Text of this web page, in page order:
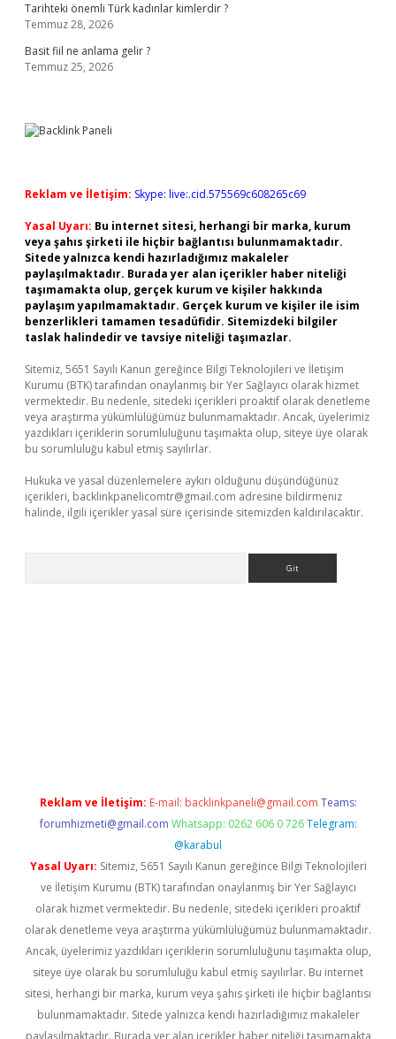
Tarihteki önemli Türk kadınlar kimlerdir ?
Temmuz 28, 2026
Basit fiil ne anlama gelir ?
Temmuz 25, 2026
Reklam ve İletişim: Skype: live:.cid.575569c608265c69
Yasal Uyarı: Bu internet sitesi, herhangi bir marka, kurum
veya şahıs şirketi ile hiçbir bağlantısı bulunmamaktadır.
Sitede yalnızca kendi hazırladığımız makaleler
paylaşılmaktadır. Burada yer alan içerikler haber niteliği
taşımamakta olup, gerçek kurum ve kişiler hakkında
paylaşım yapılmamaktadır. Gerçek kurum ve kişiler ile isim
benzerlikleri tamamen tesadüfidir. Sitemizdeki bilgiler
taslak halindedir ve tavsiye niteliği taşımazlar.
Sitemiz, 5651 Sayılı Kanun gereğince Bilgi Teknolojileri ve İletişim
Kurumu (BTK) tarafından onaylanmış bir Yer Sağlayıcı olarak hizmet
vermektedir. Bu nedenle, sitedeki içerikleri proaktif olarak denetleme
veya araştırma yükümlülüğümüz bulunmamaktadır. Ancak, üyelerimiz
yazdıkları içeriklerin sorumluluğunu taşımakta olup, siteye üye olarak
bu sorumluluğu kabul etmiş sayılırlar.
Hukuka ve yasal düzenlemelere aykırı olduğunu düşündüğünüz
içerikleri, backlinkpanelicomtr@gmail.com adresine bildirmeniz
halinde, ilgili içerikler yasal süre içerisinde sitemizden kaldırılacaktır.
Reklam ve İletişim: E-mail: backlinkpaneli@gmail.com Teams:
forumhizmeti@gmail.com Whatsapp: 0262 606 0 726 Telegram:
@karabul
Yasal Uyarı: Sitemiz, 5651 Sayılı Kanun gereğince Bilgi Teknolojileri
ve İletişim Kurumu (BTK) tarafından onaylanmış bir Yer Sağlayıcı
olarak hizmet vermektedir. Bu nedenle, sitedeki içerikleri proaktif
olarak denetleme veya araştırma yükümlülüğümüz bulunmamaktadır.
Ancak, üyelerimiz yazdıkları içeriklerin sorumluluğunu taşımakta olup,
siteye üye olarak bu sorumluluğu kabul etmiş sayılırlar. Bu internet
sitesi, herhangi bir marka, kurum veya şahıs şirketi ile hiçbir bağlantısı
bulunmamaktadır. Sitede yalnızca kendi hazırladığımız makaleler
paylaşılmaktadır. Burada yer alan içerikler haber niteliği taşımamakta